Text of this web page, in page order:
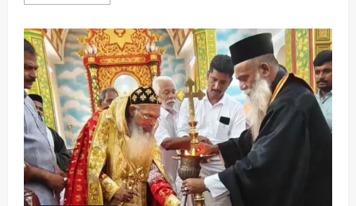
യുവജനങ്ങൾക്ക്
കൈത്താങ്ങായി
എസ്.ഒ.സി.വൈ.എ
ഹെൽപ്
ഡെസ്ക്